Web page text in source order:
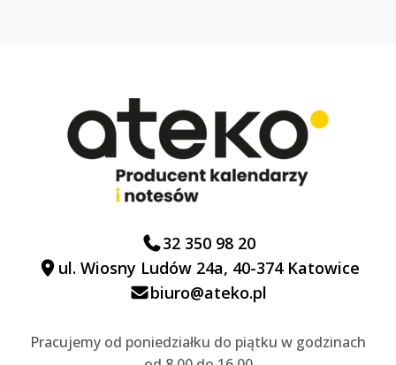
32 350 98 20
ul. Wiosny Ludów 24a, 40-374 Katowice
biuro@ateko.pl
Pracujemy od poniedziałku do piątku w godzinach